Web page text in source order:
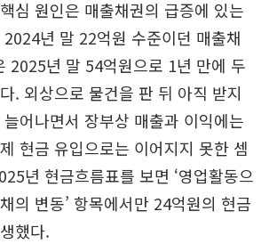
심 원인은 매출채권의 급증에 있는
년 말 22억원 수준이던 매출채
2025년 말 54억원으로 1년 만에 두
. 외상으로 물건을 판 뒤 아직 받지
어나면서 장부상 매출과 이익에는
현금 유입으로는 이어지지 못한 셈
년 현금흐름표를 보면 ‘영업활동으
의 변동’ 항목에서만 24억원의 현금
했다.